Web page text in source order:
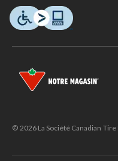
© 2026 La Société Canadian